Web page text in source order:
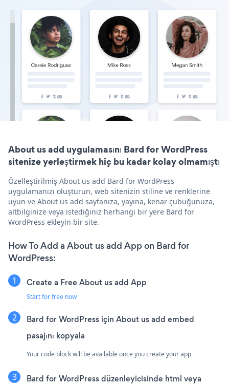
About us add uygulamasını Bard for WordPress
sitenize yerleştirmek hiç bu kadar kolay olmamıştı
Özelleştirilmiş About us add Bard for WordPress
uygulamanızı oluşturun, web sitenizin stiline ve renklerine
uyun ve About us add sayfanıza, yayına, kenar çubuğunuza,
altbilginize veya istediğiniz herhangi bir yere Bard for
WordPress ekleyin bir site.
How To Add a About us add App on Bard for
WordPress:
Create a Free About us add App
Start for free now
Bard for WordPress için About us add embed
pasajını kopyala
Your code block will be available once you create your app
Bard for WordPress düzenleyicisinde html veya